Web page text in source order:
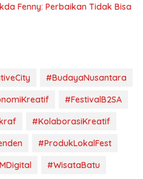
Fenny: Perbaikan Tidak Bisa
#BudayaNusantara
#FestivalB2SA
#KolaborasiKreatif
#ProdukLokalFest
#WisataBatu